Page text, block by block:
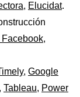
, Elucidat.
,
, Google
, Tableau, Power